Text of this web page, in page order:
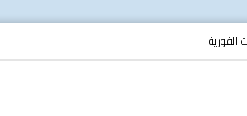
الفورية